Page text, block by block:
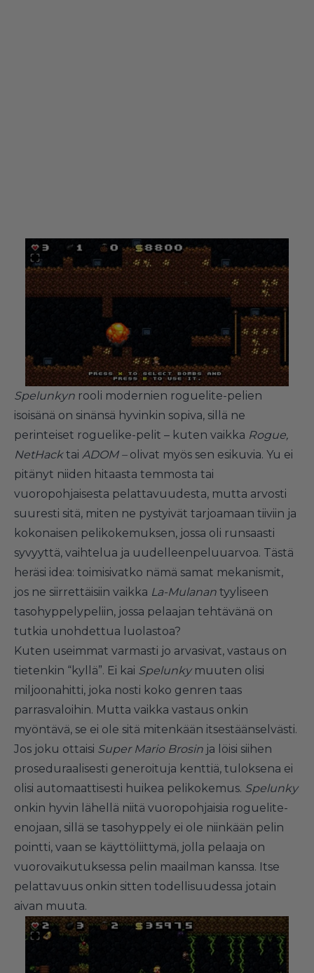
Spelunkyn rooli modernien roguelite-pelien
isoisänä on sinänsä hyvinkin sopiva, sillä ne
perinteiset roguelike-pelit – kuten vaikka Rogue,
NetHacktai ADOM –olivat myös sen esikuvia. Yu ei
pitänyt niiden hitaasta temmosta tai
vuoropohjaisesta pelattavuudesta, mutta arvosti
suuresti sitä, miten ne pystyivät tarjoamaan tiiviin ja
kokonaisen pelikokemuksen, jossa oli runsaasti
syvyyttä, vaihtelua ja uudelleenpeluuarvoa. Tästä
heräsi idea: toimisivatko nämä samat mekanismit,
jos ne siirrettäisiin vaikka La-Mulanan tyyliseen
tasohyppelypeliin, jossa pelaajan tehtävänä on
tutkia unohdettua luolastoa?
Kuten useimmat varmasti jo arvasivat, vastaus on
tietenkin “kyllä”. Ei kai Spelunky muuten olisi
miljoonahitti, joka nosti koko genren taas
parrasvaloihin. Mutta vaikka vastaus onkin
myöntävä, se ei ole sitä mitenkään itsestäänselvästi.
Jos joku ottaisi Super Mario Brosin ja löisi siihen
proseduraalisesti generoituja kenttiä, tuloksena ei
olisi automaattisesti huikea pelikokemus. Spelunky
onkin hyvin lähellä niitä vuoropohjaisia roguelite-
enojaan, sillä se tasohyppely ei ole niinkään pelin
pointti, vaan se käyttöliittymä, jolla pelaaja on
vuorovaikutuksessa pelin maailman kanssa. Itse
pelattavuus onkin sitten todellisuudessa jotain
aivan muuta.